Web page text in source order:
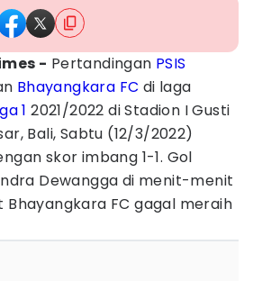
- Pertandingan PSIS
Bhayangkara FC di laga
1 2021/2022 di Stadion I Gusti
Bali, Sabtu (12/3/2022)
skor imbang 1-1. Gol
Dewangga di menit-menit
FC gagal meraih